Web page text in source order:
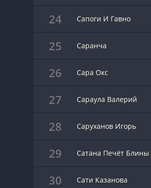
24 Сапоги И Гавно
25 Саранча
26 Сара Окс
27 Сараула Валерий
28 Саруханов Игорь
29 Сатана Печёт Блины
30 Сати Казанова